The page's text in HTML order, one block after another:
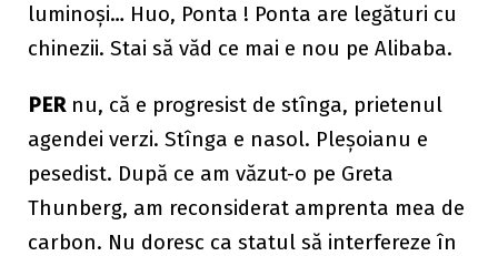
luminoși… Huo, Ponta ! Ponta are legături cu
chinezii. Stai să văd ce mai e nou pe Alibaba.
PERnu, că e progresist de stînga, prietenul
agendei verzi. Stînga e nasol. Pleșoianu e
pesedist. După ce am văzut-o pe Greta
Thunberg, am reconsiderat amprenta mea de
carbon. Nu doresc ca statul să interfereze în